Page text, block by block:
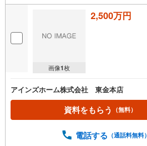
画像1枚
2,500万円
アインズホーム株式会社 東金本店
資料をもらう （無料）
電話する （通話料無料）